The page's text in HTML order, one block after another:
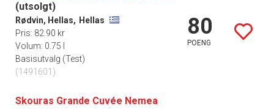
(utsolgt)
Rødvin, Hellas, Hellas
Pris: 82.90 kr
Volum: 0.75 l
Basisutvalg (Test)
(1491601)
80
POENG
Skouras Grande Cuvée Nemea